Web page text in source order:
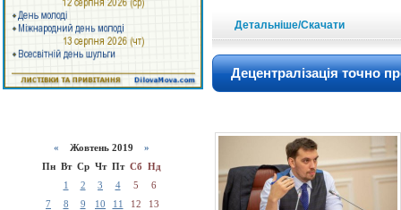
« Жовтень 2019 »
Пн Вт Ср Чт Пт Сб Нд
1
2 3 4 5
6
7
8 9 10 11 12
13
Детальніше/Скачати
Децентралізація точно